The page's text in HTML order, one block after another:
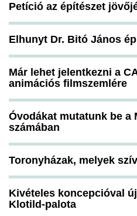
Petíció az építészet
Elhunyt Dr. Bitó János
Már lehet jelentkezni a
animációs filmszemlére
Óvodákat mutatunk be a
számában
Toronyházak, melyek
Kivételes koncepcióval
Klotild-palota